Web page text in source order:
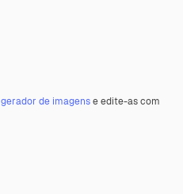
gerador de imagense edite-as com